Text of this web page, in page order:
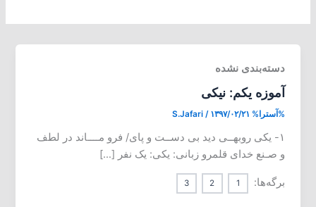
دسته‌بندی نشده
آموزه یکم: نیکی
%آسترا% S.Jafari / ۱۳۹۷/۰۲/۲۱
۱- یکی روبهــی دید بی دســت و پای/ فرو مــــاند در لطف
و صـنع خدای قلمرو زبانی: یکی: یک نفر […]
برگه‌ها: 1
2
3